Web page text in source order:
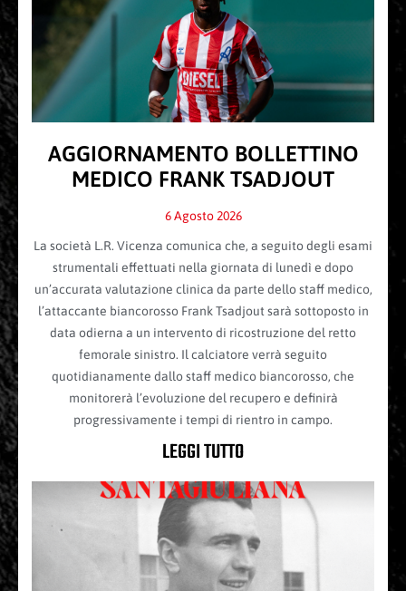
AGGIORNAMENTO BOLLETTINO
MEDICO FRANK TSADJOUT
6 Agosto 2026
La società L.R. Vicenza comunica che, a seguito degli esami
strumentali effettuati nella giornata di lunedì e dopo
un’accurata valutazione clinica da parte dello staff medico,
l’attaccante biancorosso Frank Tsadjout sarà sottoposto in
data odierna a un intervento di ricostruzione del retto
femorale sinistro. Il calciatore verrà seguito
quotidianamente dallo staff medico biancorosso, che
monitorerà l’evoluzione del recupero e definirà
progressivamente i tempi di rientro in campo.
LEGGI TUTTO